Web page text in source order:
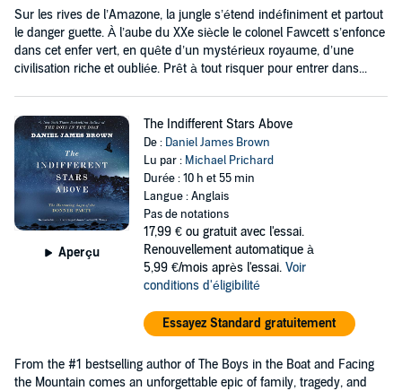
Sur les rives de l’Amazone, la jungle s’étend indéfiniment et partout
le danger guette. À l’aube du XXe siècle le colonel Fawcett s’enfonce
dans cet enfer vert, en quête d’un mystérieux royaume, d’une
civilisation riche et oubliée. Prêt à tout risquer pour entrer dans...
Aperçu
The Indifferent Stars Above
De : Daniel James Brown
Lu par : Michael Prichard
Durée : 10 h et 55 min
Langue : Anglais
Pas de notations
17,99 € ou gratuit avec l'essai.
Renouvellement automatique à
5,99 €/mois après l'essai. Voir
conditions d'éligibilité
Essayez Standard gratuitement
From the #1 bestselling author of The Boys in the Boat and Facing
the Mountain comes an unforgettable epic of family, tragedy, and